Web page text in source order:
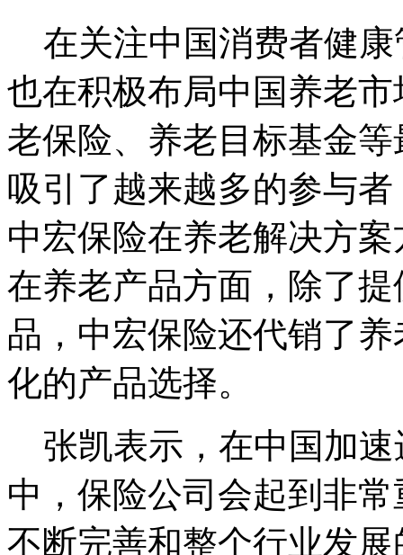
在关注中国消费者健康
也在积极布局中国养老
老保险、养老目标基金
吸引了越来越多的参与
中宏保险在养老解决方
在养老产品方面，除了
品，中宏保险还代销了
化的产品选择。
张凯表示，在中国加速
中，保险公司会起到非
不断完善和整个行业发